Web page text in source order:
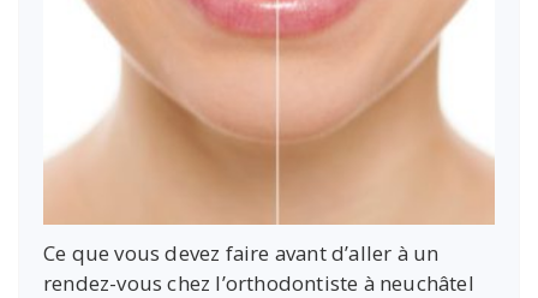
Ce que vous devez faire avant d’aller à un
rendez-vous chez l’orthodontiste à neuchâtel